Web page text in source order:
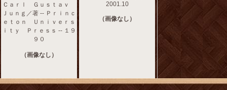
Ｃａｒｌ Ｇｕｓｔａｖ
Ｊｕｎｇ／著 -- Ｐｒｉｎｃ
ｅｔｏｎ Ｕｎｉｖｅｒｓ
ｉｔｙ Ｐｒｅｓｓ -- １９
９０
（画像なし）
2001.10
（画像なし）